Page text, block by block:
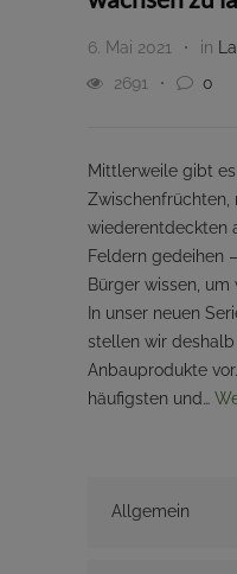
6. Mai 2021 in
2691
0
Mittlerweile gibt
Zwischenfrüchten,
wiederentdeckten
Feldern gedeihen
Bürger wissen,
In unser neuen
stellen wir
Anbauprodukte
häufigsten und…
Allgemein